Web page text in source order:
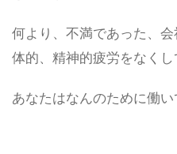
何より、不満であった、
体的、精神的疲労をなくし
あなたはなんのために働い